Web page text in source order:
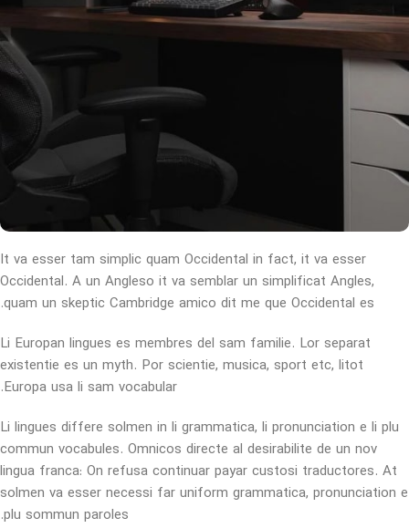
It va esser tam simplic quam Occidental in fact, it va esser
Occidental. A un Angleso it va semblar un simplificat Angles,
quam un skeptic Cambridge amico dit me que Occidental es.
Li Europan lingues es membres del sam familie. Lor separat
existentie es un myth. Por scientie, musica, sport etc, litot
Europa usa li sam vocabular.
Li lingues differe solmen in li grammatica, li pronunciation e li plu
commun vocabules. Omnicos directe al desirabilite de un nov
lingua franca: On refusa continuar payar custosi traductores. At
solmen va esser necessi far uniform grammatica, pronunciation e
plu sommun paroles.